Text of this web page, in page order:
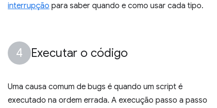
interrupção para saber quando e como usar cada tipo.
Executar o código
Uma causa comum de bugs é quando um script é
executado na ordem errada. A execução passo a passo